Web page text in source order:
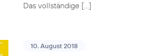
Das vollständige […]
10. August 2018